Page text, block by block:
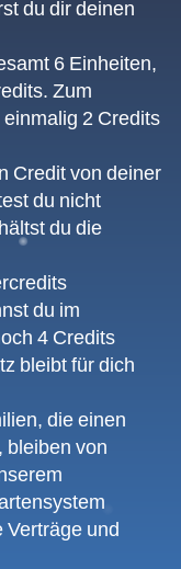
du dir deinen
6 Einheiten,
Zum
2 Credits
Credit von deiner
du nicht
du die
du im
4 Credits
bleibt für dich
die einen
bleiben von
Verträge und